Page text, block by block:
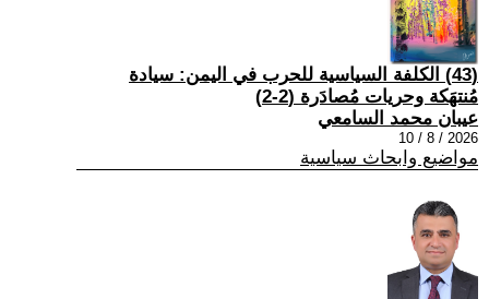
(43) الكلفة السياسية للحرب في اليمن: سيادة
مُنتهَكة وحريات مُصادَرة (2-2)
عيبان محمد السامعي
2026 / 8 / 10
مواضيع وابحاث سياسية